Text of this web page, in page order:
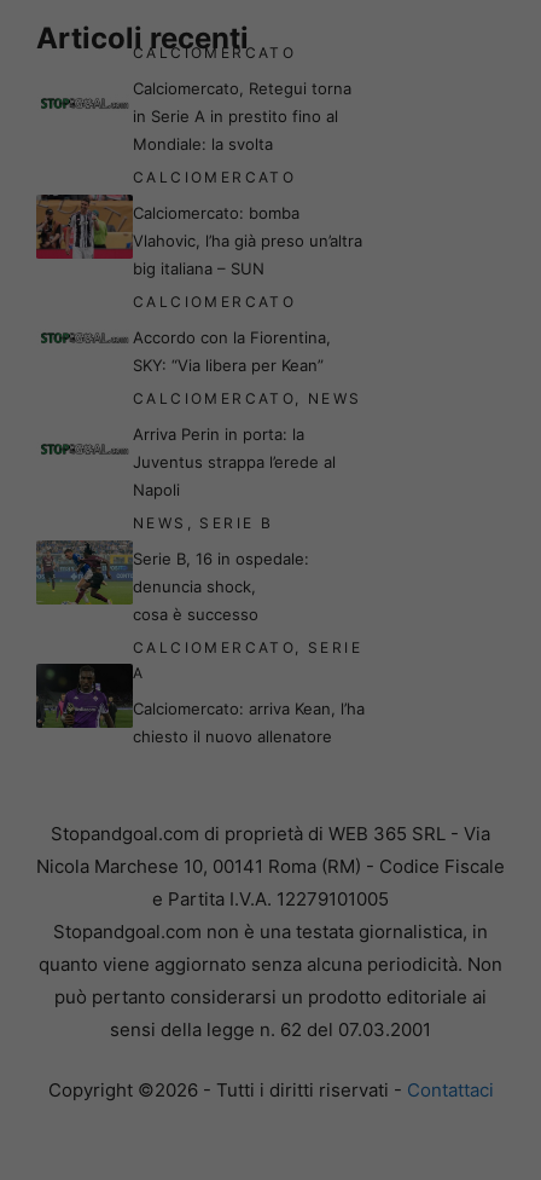
Articoli recenti
CALCIOMERCATO
Calciomercato, Retegui torna
in Serie A in prestito fino al
Mondiale: la svolta
CALCIOMERCATO
Calciomercato: bomba
Vlahovic, l’ha già preso un’altra
big italiana – SUN
CALCIOMERCATO
Accordo con la Fiorentina,
SKY: “Via libera per Kean”
CALCIOMERCATO, NEWS
Arriva Perin in porta: la
Juventus strappa l’erede al
Napoli
NEWS , SERIE B
Serie B, 16 in ospedale:
denuncia shock,
cosa è successo
CALCIOMERCATO, SERIE
A
Calciomercato: arriva Kean, l’ha
chiesto il nuovo allenatore
Stopandgoal.com di proprietà di WEB 365 SRL - Via
Nicola Marchese 10, 00141 Roma (RM) - Codice Fiscale
e Partita I.V.A. 12279101005
Stopandgoal.com non è una testata giornalistica, in
quanto viene aggiornato senza alcuna periodicità. Non
può pertanto considerarsi un prodotto editoriale ai
sensi della legge n. 62 del 07.03.2001
Copyright ©2026 - Tutti i diritti riservati - Contattaci